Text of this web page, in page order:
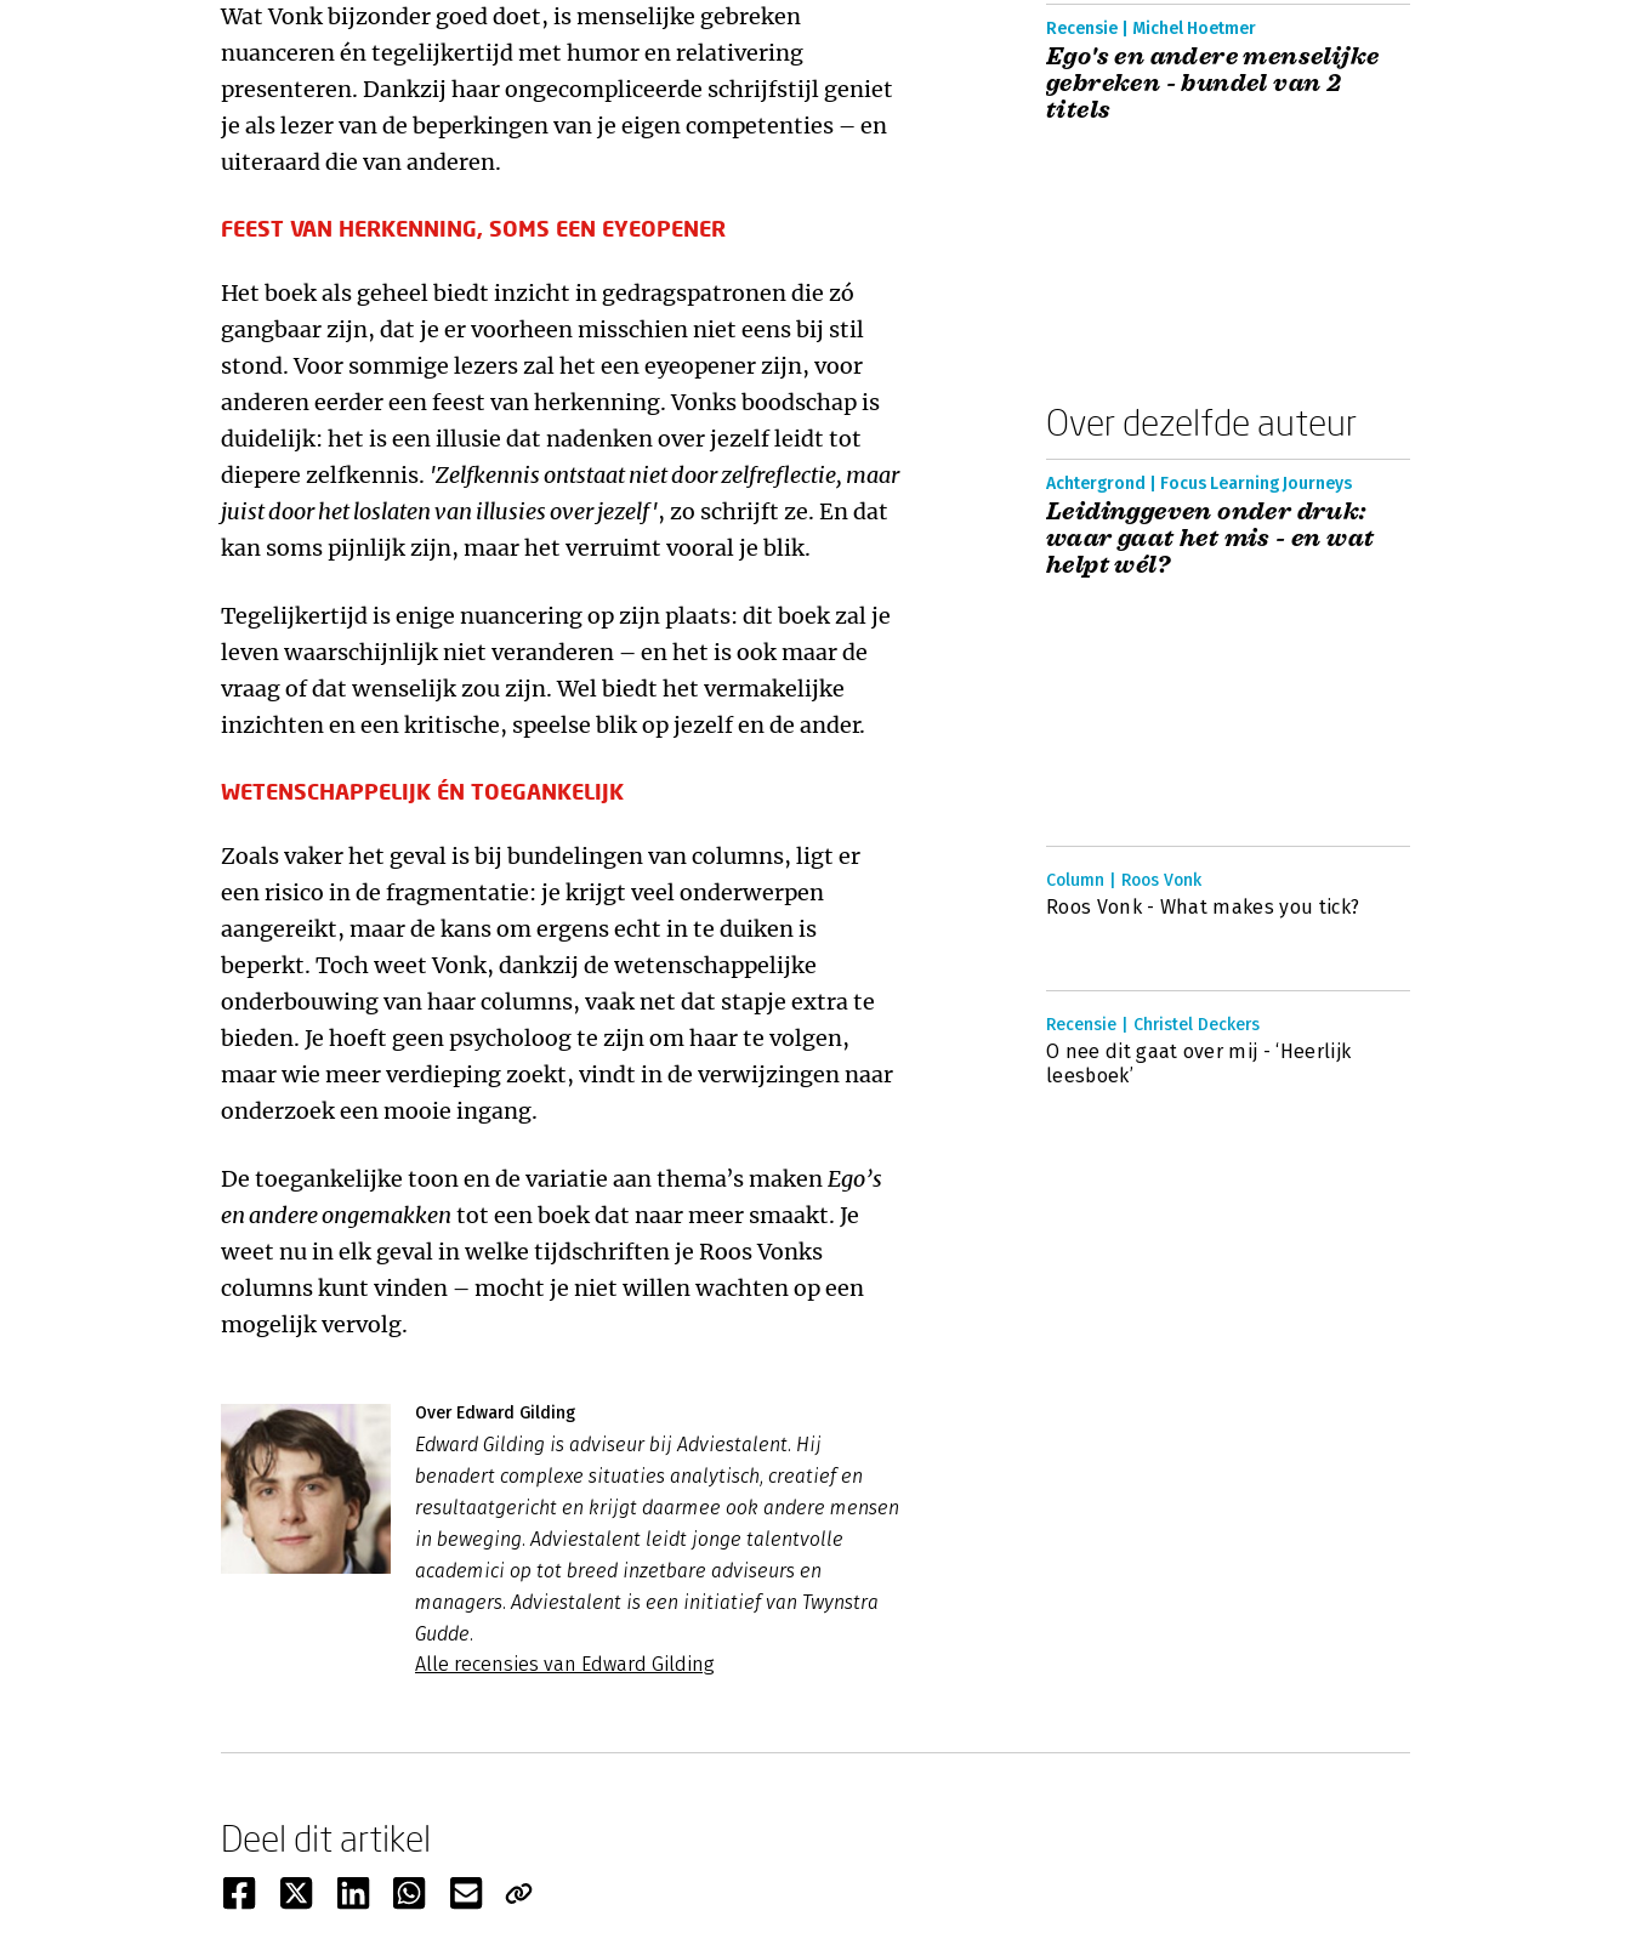
Wat Vonk bijzonder goed doet, is menselijke gebreken
nuanceren én tegelijkertijd met humor en relativering
presenteren. Dankzij haar ongecompliceerde schrijfstijl geniet
je als lezer van de beperkingen van je eigen competenties – en
uiteraard die van anderen.
FEEST VAN HERKENNING, SOMS EEN EYEOPENER
Het boek als geheel biedt inzicht in gedragspatronen die zó
gangbaar zijn, dat je er voorheen misschien niet eens bij stil
stond. Voor sommige lezers zal het een eyeopener zijn, voor
anderen eerder een feest van herkenning. Vonks boodschap is
duidelijk: het is een illusie dat nadenken over jezelf leidt tot
diepere zelfkennis. 'Zelfkennis ontstaat niet door zelfreflectie, maar
juist door het loslaten van illusies over jezelf', zo schrijft ze. En dat
kan soms pijnlijk zijn, maar het verruimt vooral je blik.
Tegelijkertijd is enige nuancering op zijn plaats: dit boek zal je
leven waarschijnlijk niet veranderen – en het is ook maar de
vraag of dat wenselijk zou zijn. Wel biedt het vermakelijke
inzichten en een kritische, speelse blik op jezelf en de ander.
WETENSCHAPPELIJK ÉN TOEGANKELIJK
Zoals vaker het geval is bij bundelingen van columns, ligt er
een risico in de fragmentatie: je krijgt veel onderwerpen
aangereikt, maar de kans om ergens echt in te duiken is
beperkt. Toch weet Vonk, dankzij de wetenschappelijke
onderbouwing van haar columns, vaak net dat stapje extra te
bieden. Je hoeft geen psycholoog te zijn om haar te volgen,
maar wie meer verdieping zoekt, vindt in de verwijzingen naar
onderzoek een mooie ingang.
De toegankelijke toon en de variatie aan thema’s makenEgo’s
en andere ongemakken tot een boek dat naar meer smaakt. Je
weet nu in elk geval in welke tijdschriften je Roos Vonks
columns kunt vinden – mocht je niet willen wachten op een
mogelijk vervolg.
Over Edward Gilding
Edward Gilding is adviseur bij Adviestalent. Hij
benadert complexe situaties analytisch, creatief en
resultaatgericht en krijgt daarmee ook andere mensen
in beweging. Adviestalent leidt jonge talentvolle
academici op tot breed inzetbare adviseurs en
managers. Adviestalent is een initiatief van Twynstra
Gudde.
Alle recensies van Edward Gilding
Recensie | Michel Hoetmer
Ego's en andere menselijke
gebreken - bundel van 2
titels
Over dezelfde auteur
Achtergrond | Focus Learning Journeys
Leidinggeven onder druk:
waar gaat het mis - en wat
helpt wél?
Column | Roos Vonk
Roos Vonk - What makes you tick?
Recensie | Christel Deckers
O nee dit gaat over mij - ‘Heerlijk
leesboek’
Deel dit artikel